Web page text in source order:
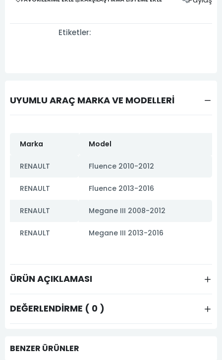
Etiketler:
UYUMLU ARAÇ MARKA VE MODELLERİ
Marka Model
RENAULT Fluence 2010-2012
RENAULT Fluence 2013-2016
RENAULT Megane III 2008-2012
RENAULT Megane III 2013-2016
ÜRÜN AÇIKLAMASI
DEĞERLENDIRME ( 0 )
BENZER ÜRÜNLER